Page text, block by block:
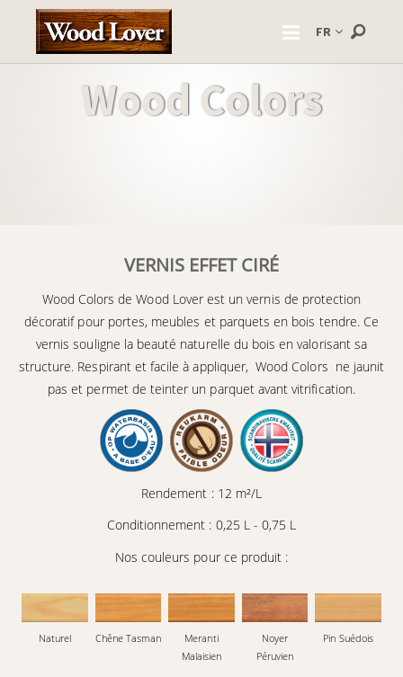
FR
Wood Colors
VERNIS EFFET CIRÉ
Wood Colors de Wood Lover est un vernis de protection
décoratif pour portes, meubles et parquets en bois tendre. Ce
vernis souligne la beauté naturelle du bois en valorisant sa
structure. Respirant et facile à appliquer, Wood Colors ne jaunit
pas et permet de teinter un parquet avant vitrification.
Rendement : 12 m²/L
Conditionnement : 0,25 L - 0,75 L
Nos couleurs pour ce produit :
Naturel Chêne Tasman
Meranti
Malaisien
Noyer
Péruvien
Pin Suédois